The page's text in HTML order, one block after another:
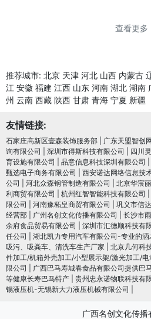
查看更多
推荐城市: 北京 天津 河北 山西 内蒙古
江 安徽 福建 江西 山东 河南 湖北 湖南
州 云南 西藏 陕西 甘肃 青海 宁夏 新疆
友情链接:
石家庄高新区壹森装饰服务部 广东天盟智创
询有限公司
深圳市得斯科技有限公司 四川
育设施有限公司
品意信息科技深圳有限公司
甄选电子商务有限公司
西安诺达网络信息技
公司
河北众森钢管制造有限公司 北京华宸
利商贸有限公司
杭州红智智能科技有限公司
限公司
河南豫柘皇商贸有限公司 巩义市信
经营部
广州名创文化传播有限公司 长沙市
余府食品贸易有限公司
深圳市汇德顺科技有
任公司
湖北凯力专用汽车有限公司-专业的洒
吸污、吸粪车、清洗车生产厂家
北京几何科
件加工/机箱外壳加工/小型展示架/激光加工/
限公司
广西巴马寿城春食品有限公司提供巴
等健康长寿巴马特产
贵州忠永诺物联科技有
锡液压机-无锡新大力液压机械有限公司
广西名创文化传播